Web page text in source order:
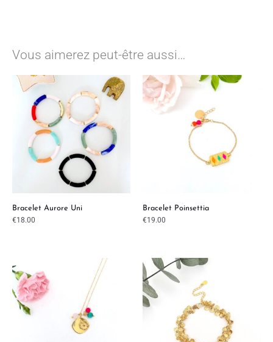
Vous aimerez peut-être aussi…
Bracelet Aurore Uni
€18.00
Bracelet Poinsettia
€19.00
€37.00
€39.00